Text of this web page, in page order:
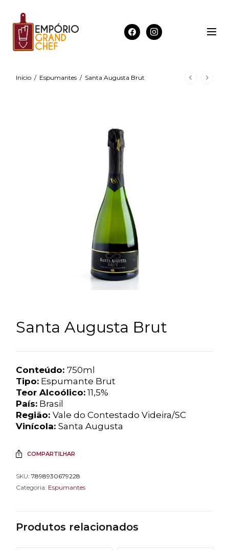
Início / Espumantes / Santa Augusta Brut
Santa Augusta Brut
Conteúdo: 750ml
Tipo:Espumante Brut
Teor Alcoólico:11,5%
País:Brasil
Região: Vale do Contestado Videira/SC
Vinícola: Santa Augusta
COMPARTILHAR
SKU: 7898930679228
Categoria: Espumantes
Produtos relacionados